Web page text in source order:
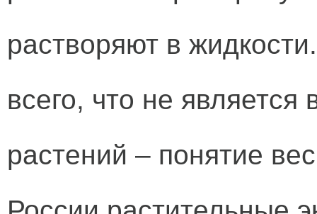
растворяют в
всего, что не
растений – понятие